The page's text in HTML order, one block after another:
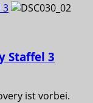
3
Staffel 3
ist vorbei.